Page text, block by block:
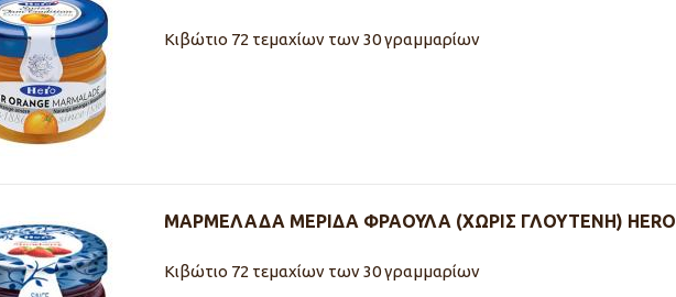
Κιβώτιο 72 τεμαχίων των 30 γραμμαρίων
ΜΑΡΜΕΛΑΔΑ ΜΕΡΙΔΑ ΦΡΑΟΥΛΑ (ΧΩΡΙΣ ΓΛΟΥΤΕΝΗ) HERO
Κιβώτιο 72 τεμαχίων των 30 γραμμαρίων